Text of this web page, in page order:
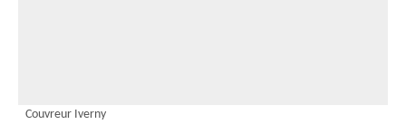
Couvreur Iverny